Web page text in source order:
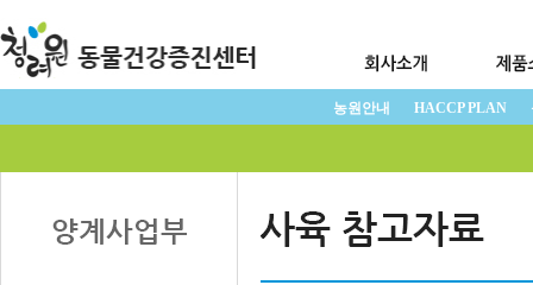
농원안내 HACCP PLAN